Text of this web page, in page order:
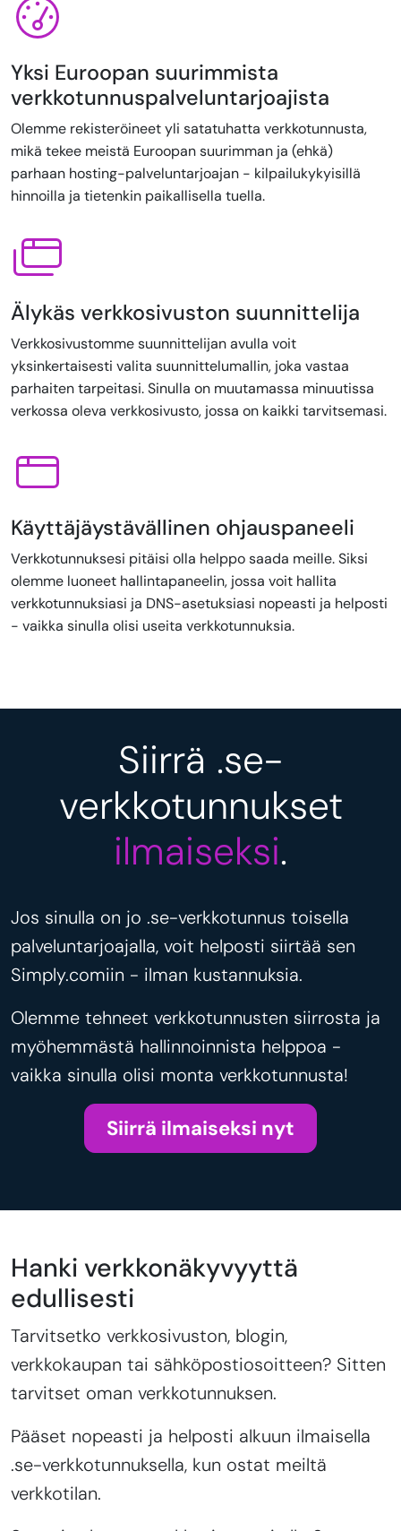
Yksi Euroopan suurimmista
verkkotunnuspalveluntarjoajista
Olemme rekisteröineet yli satatuhatta verkkotunnusta,
mikä tekee meistä Euroopan suurimman ja (ehkä)
parhaan hosting-palveluntarjoajan - kilpailukykyisillä
hinnoilla ja tietenkin paikallisella tuella.
Älykäs verkkosivuston suunnittelija
Verkkosivustomme suunnittelijan avulla voit
yksinkertaisesti valita suunnittelumallin, joka vastaa
parhaiten tarpeitasi. Sinulla on muutamassa minuutissa
verkossa oleva verkkosivusto, jossa on kaikki tarvitsemasi.
Käyttäjäystävällinen ohjauspaneeli
Verkkotunnuksesi pitäisi olla helppo saada meille. Siksi
olemme luoneet hallintapaneelin, jossa voit hallita
verkkotunnuksiasi ja DNS-asetuksiasi nopeasti ja helposti
- vaikka sinulla olisi useita verkkotunnuksia.
Siirrä .se-
verkkotunnukset
ilmaiseksi.
Jos sinulla on jo .se-verkkotunnus toisella
palveluntarjoajalla, voit helposti siirtää sen
Simply.comiin - ilman kustannuksia.
Olemme tehneet verkkotunnusten siirrosta ja
myöhemmästä hallinnoinnista helppoa -
vaikka sinulla olisi monta verkkotunnusta!
Siirrä ilmaiseksi nyt
Hanki verkkonäkyvyyttä
edullisesti
Tarvitsetko verkkosivuston, blogin,
verkkokaupan tai sähköpostiosoitteen? Sitten
tarvitset oman verkkotunnuksen.
Pääset nopeasti ja helposti alkuun ilmaisella
.se-verkkotunnuksella, kun ostat meiltä
verkkotilan.